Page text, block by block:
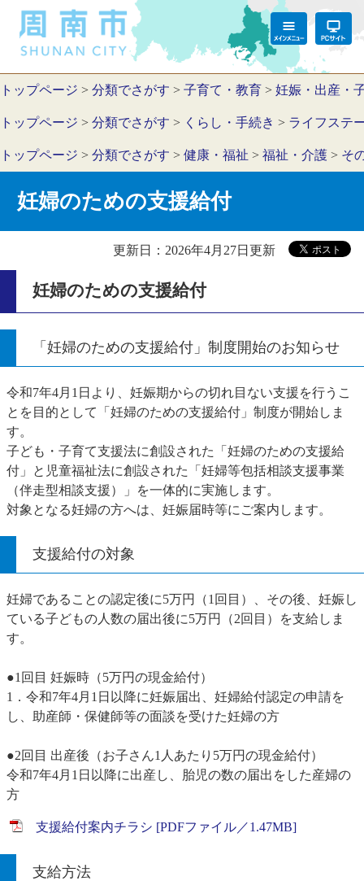
トップページ > 分類でさがす > 子育て・教育 > 妊娠・出産・
トップページ > 分類でさがす > くらし・手続き > ライフステ
トップページ > 分類でさがす > 健康・福祉 > 福祉・介護 > そ
妊婦のための支援給付
更新日：2026年4月27日更新
妊婦のための支援給付
「妊婦のための支援給付」制度開始のお知らせ
令和7年4月1日より、妊娠期からの切れ目ない支援を行うこ
とを目的として「妊婦のための支援給付」制度が開始しま
す。
子ども・子育て支援法に創設された「妊婦のための支援給
付」と児童福祉法に創設された「妊婦等包括相談支援事業
（伴走型相談支援）」を一体的に実施します。
対象となる妊婦の方へは、妊娠届時等にご案内します。
支援給付の対象
妊婦であることの認定後に5万円（1回目）、その後、妊娠し
ている子どもの人数の届出後に5万円（2回目）を支給しま
す。
●1回目 妊娠時（5万円の現金給付）
1．令和7年4月1日以降に妊娠届出、妊婦給付認定の申請を
し、助産師・保健師等の面談を受けた妊婦の方
●2回目 出産後（お子さん1人あたり5万円の現金給付）
令和7年4月1日以降に出産し、胎児の数の届出をした産婦の
方
支援給付案内チラシ [PDFファイル／1.47MB]
支給方法